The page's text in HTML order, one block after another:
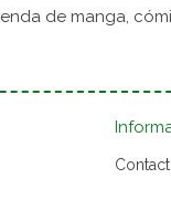
de manga,